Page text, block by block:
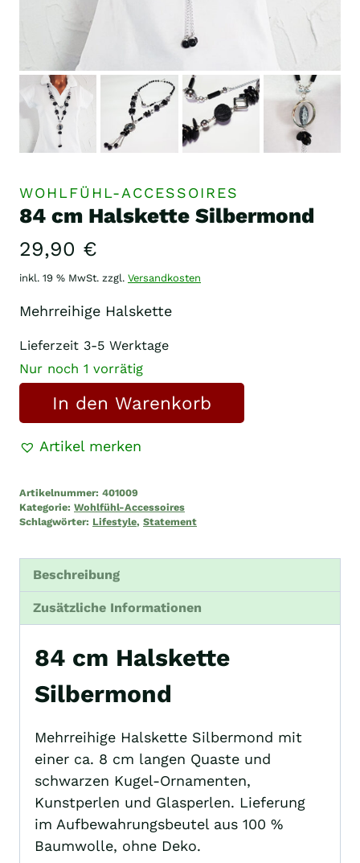
WOHLFÜHL-ACCESSOIRES
84 cm Halskette Silbermond
29,90 €
inkl. 19 % MwSt. zzgl. Versandkosten
Mehrreihige Halskette
Lieferzeit 3-5 Werktage
Nur noch 1 vorrätig
Halskette
Silbermond
In den Warenkorb
Artikel merken
Artikelnummer: 401009
Kategorie: Wohlfühl-Accessoires
Schlagwörter: Lifestyle, Statement
Beschreibung
Zusätzliche Informationen
84 cm Halskette
Silbermond
Mehrreihige Halskette Silbermond mit
einer ca. 8 cm langen Quaste und
schwarzen Kugel-Ornamenten,
Kunstperlen und Glasperlen. Lieferung
im Aufbewahrungsbeutel aus 100 %
Baumwolle, ohne Deko.